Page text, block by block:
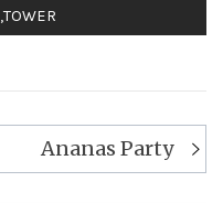
,TOWER
Ananas Party